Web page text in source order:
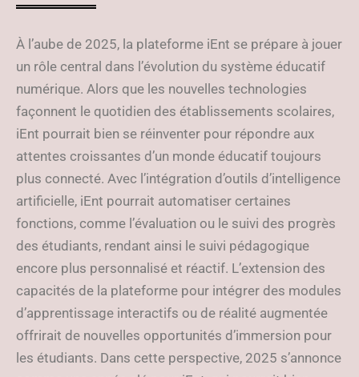
À l’aube de 2025, la plateforme iEnt se prépare à jouer
un rôle central dans l’évolution du système éducatif
numérique. Alors que les nouvelles technologies
façonnent le quotidien des établissements scolaires,
iEnt pourrait bien se réinventer pour répondre aux
attentes croissantes d’un monde éducatif toujours
plus connecté. Avec l’intégration d’outils d’intelligence
artificielle, iEnt pourrait automatiser certaines
fonctions, comme l’évaluation ou le suivi des progrès
des étudiants, rendant ainsi le suivi pédagogique
encore plus personnalisé et réactif. L’extension des
capacités de la plateforme pour intégrer des modules
d’apprentissage interactifs ou de réalité augmentée
offrirait de nouvelles opportunités d’immersion pour
les étudiants. Dans cette perspective, 2025 s’annonce